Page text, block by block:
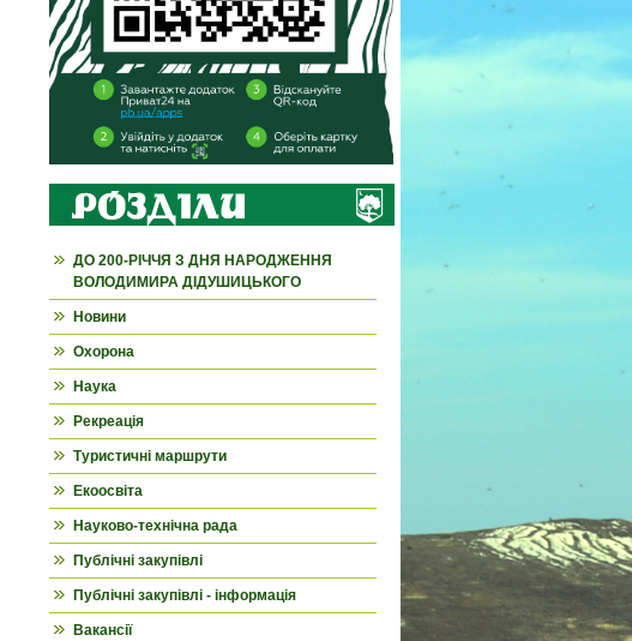
ДО 200-РІЧЧЯ З ДНЯ НАРОДЖЕННЯ
ВОЛОДИМИРА ДІДУШИЦЬКОГО
Новини
Охорона
Наука
Рекреація
Туристичні маршрути
Екоосвіта
Науково-технічна рада
Публічні закупівлі
Публічні закупівлі - інформація
Вакансії